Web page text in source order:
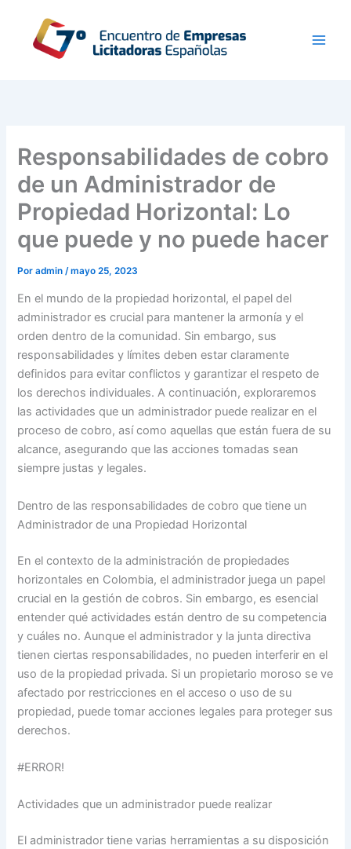
contenido
Responsabilidades de cobro
de un Administrador de
Propiedad Horizontal: Lo
que puede y no puede hacer
Poradmin /mayo 25, 2023
En el mundo de la propiedad horizontal, el papel del
administrador es crucial para mantener la armonía y el
orden dentro de la comunidad. Sin embargo, sus
responsabilidades y límites deben estar claramente
definidos para evitar conflictos y garantizar el respeto de
los derechos individuales. A continuación, exploraremos
las actividades que un administrador puede realizar en el
proceso de cobro, así como aquellas que están fuera de su
alcance, asegurando que las acciones tomadas sean
siempre justas y legales.
Dentro de las responsabilidades de cobro que tiene un
Administrador de una Propiedad Horizontal
En el contexto de la administración de propiedades
horizontales en Colombia, el administrador juega un papel
crucial en la gestión de cobros. Sin embargo, es esencial
entender qué actividades están dentro de su competencia
y cuáles no. Aunque el administrador y la junta directiva
tienen ciertas responsabilidades, no pueden interferir en el
uso de la propiedad privada. Si un propietario moroso se ve
afectado por restricciones en el acceso o uso de su
propiedad, puede tomar acciones legales para proteger sus
derechos.
#ERROR!
Actividades que un administrador puede realizar
El administrador tiene varias herramientas a su disposición